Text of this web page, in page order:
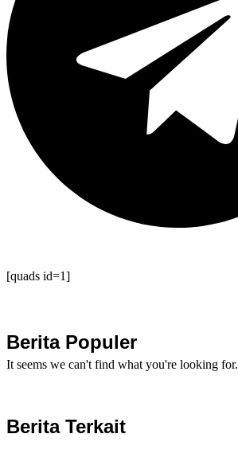
[quads id=1]
Berita Populer
It seems we can't find what you're looking for.
Berita Terkait